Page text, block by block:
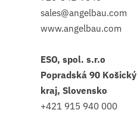
sales@angelbau.com
www.angelbau.com
ESO, spol. s.r.o
Popradská 90 Košický
kraj, Slovensko
+421 915 940 000